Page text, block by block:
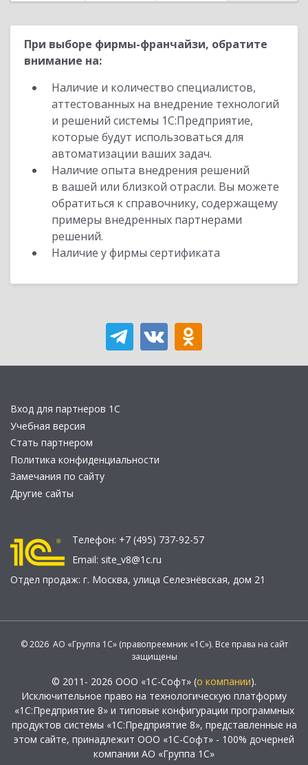
При выборе фирмы-франчайзи, обратите
внимание на:
Наличие и количество специалистов,
аттестованных на внедрение технологий
и решений системы 1С:Предприятие,
которые будут использоваться для
автоматизации ваших задач.
Наличие опыта внедрения решений
в вашей или близкой отрасли. Вы можете
обратиться к справочнику, содержащему
примеры внедренных партнерами
решений.
Наличие у фирмы сертификата
Вход для партнеров 1С
Учебная версия
Стать партнером
Политика конфиденциальности
Замечания по сайту
Другие сайты
Телефон: +7 (495) 737-92-57
Email: site_v8@1c.ru
Отдел продаж: г. Москва, улица Селезнёвская, дом 21
© 2026 АО «Группа 1С» (правопреемник «1С»). Все права на сайт
защищены
© 2011- 2026 ООО «1С-Софт» (о компании).
Исключительное право на технологическую платформу
«1С:Предприятие 8» и типовые конфигурации программных
продуктов системы «1С:Предприятие 8», представленные на
этом сайте, принадлежит ООО «1С-Софт» - 100% дочерней
компании АО «Группа 1С»